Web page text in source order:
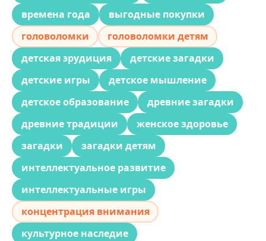
времена года
выгодные покупки
головоломки
головоломки детям
детская эрудиция
детские загадки
детские игры
детское мышление
детское образование
древние загадки
древние традиции
женское здоровье
загадки
загадки детям
интеллектуальное развитие
интеллектуальные игры
концентрация внимания
культурное наследие